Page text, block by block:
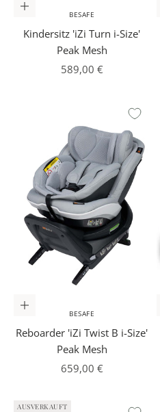
In den Warenkorb
BESAFE
Kindersitz 'iZi Turn i-Size'
Peak Mesh
Angebot
589,00 €
In den Warenkorb
BESAFE
Reboarder 'iZi Twist B i-Size'
Peak Mesh
Angebot
659,00 €
AUSVERKAUFT